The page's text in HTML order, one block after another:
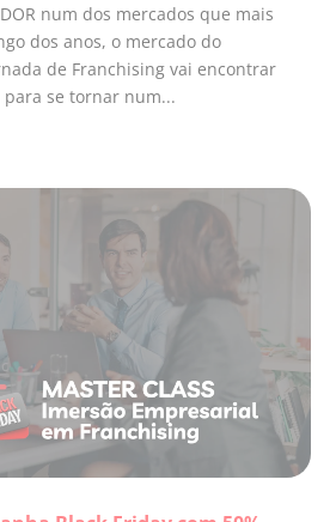
num dos mercados que mais
dos anos, o mercado do
de Franchising vai encontrar
se tornar num...